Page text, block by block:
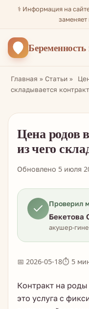
⚕️ Информация на
Беременность
Главная » Статьи »
складывается контракт
Цена родов
из чего
Обновлено 5 июля
Проверил
Бекетова
акушер-
📅 2026-05-18⏱ 5
Контракт на
это услуга с